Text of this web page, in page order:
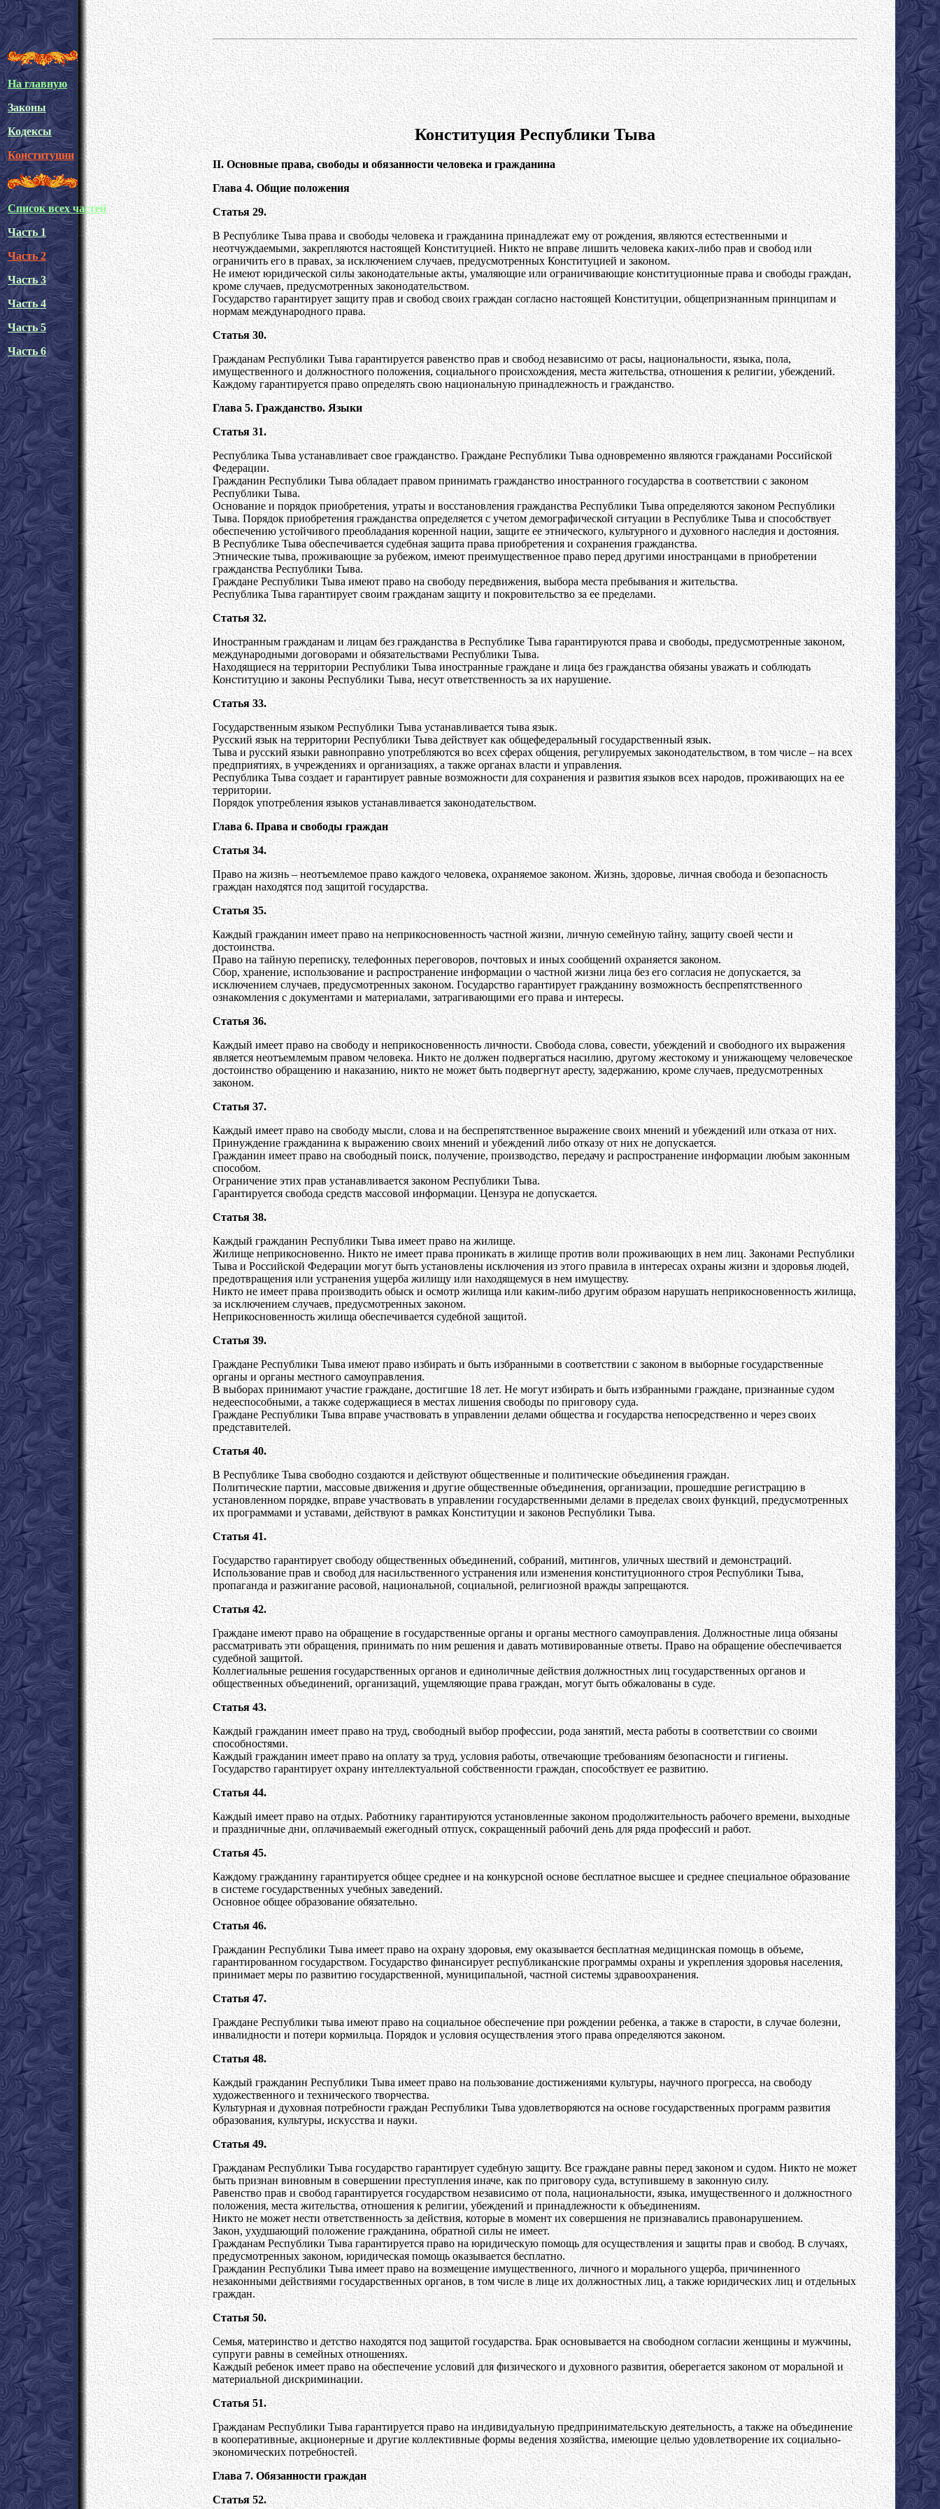
На главную
Законы
Кодексы
Конституции
Список всех частей
Часть 1
Часть 2
Часть 3
Часть 4
Часть 5
Часть 6
Конституция Республики Тыва
II. Основные права, свободы и обязанности человека и гражданина
Глава 4. Общие положения
Статья 29.
В Республике Тыва права и свободы человека и гражданина принадлежат ему от рождения, являются естественными и
неотчуждаемыми, закрепляются настоящей Конституцией. Никто не вправе лишить человека каких-либо прав и свобод или
ограничить его в правах, за исключением случаев, предусмотренных Конституцией и законом.
Не имеют юридической силы законодательные акты, умаляющие или ограничивающие конституционные права и свободы граждан,
кроме случаев, предусмотренных законодательством.
Государство гарантирует защиту прав и свобод своих граждан согласно настоящей Конституции, общепризнанным принципам и
нормам международного права.
Статья 30.
Гражданам Республики Тыва гарантируется равенство прав и свобод независимо от расы, национальности, языка, пола,
имущественного и должностного положения, социального происхождения, места жительства, отношения к религии, убеждений.
Каждому гарантируется право определять свою национальную принадлежность и гражданство.
Глава 5. Гражданство. Языки
Статья 31.
Республика Тыва устанавливает свое гражданство. Граждане Республики Тыва одновременно являются гражданами Российской
Федерации.
Гражданин Республики Тыва обладает правом принимать гражданство иностранного государства в соответствии с законом
Республики Тыва.
Основание и порядок приобретения, утраты и восстановления гражданства Республики Тыва определяются законом Республики
Тыва. Порядок приобретения гражданства определяется с учетом демографической ситуации в Республике Тыва и способствует
обеспечению устойчивого преобладания коренной нации, защите ее этнического, культурного и духовного наследия и достояния.
В Республике Тыва обеспечивается судебная защита права приобретения и сохранения гражданства.
Этнические тыва, проживающие за рубежом, имеют преимущественное право перед другими иностранцами в приобретении
гражданства Республики Тыва.
Граждане Республики Тыва имеют право на свободу передвижения, выбора места пребывания и жительства.
Республика Тыва гарантирует своим гражданам защиту и покровительство за ее пределами.
Статья 32.
Иностранным гражданам и лицам без гражданства в Республике Тыва гарантируются права и свободы, предусмотренные законом,
международными договорами и обязательствами Республики Тыва.
Находящиеся на территории Республики Тыва иностранные граждане и лица без гражданства обязаны уважать и соблюдать
Конституцию и законы Республики Тыва, несут ответственность за их нарушение.
Статья 33.
Государственным языком Республики Тыва устанавливается тыва язык.
Русский язык на территории Республики Тыва действует как общефедеральный государственный язык.
Тыва и русский языки равноправно употребляются во всех сферах общения, регулируемых законодательством, в том числе – на всех
предприятиях, в учреждениях и организациях, а также органах власти и управления.
Республика Тыва создает и гарантирует равные возможности для сохранения и развития языков всех народов, проживающих на ее
территории.
Порядок употребления языков устанавливается законодательством.
Глава 6. Права и свободы граждан
Статья 34.
Право на жизнь – неотъемлемое право каждого человека, охраняемое законом. Жизнь, здоровье, личная свобода и безопасность
граждан находятся под защитой государства.
Статья 35.
Каждый гражданин имеет право на неприкосновенность частной жизни, личную семейную тайну, защиту своей чести и
достоинства.
Право на тайную переписку, телефонных переговоров, почтовых и иных сообщений охраняется законом.
Сбор, хранение, использование и распространение информации о частной жизни лица без его согласия не допускается, за
исключением случаев, предусмотренных законом. Государство гарантирует гражданину возможность беспрепятственного
ознакомления с документами и материалами, затрагивающими его права и интересы.
Статья 36.
Каждый имеет право на свободу и неприкосновенность личности. Свобода слова, совести, убеждений и свободного их выражения
является неотъемлемым правом человека. Никто не должен подвергаться насилию, другому жестокому и унижающему человеческое
достоинство обращению и наказанию, никто не может быть подвергнут аресту, задержанию, кроме случаев, предусмотренных
законом.
Статья 37.
Каждый имеет право на свободу мысли, слова и на беспрепятственное выражение своих мнений и убеждений или отказа от них.
Принуждение гражданина к выражению своих мнений и убеждений либо отказу от них не допускается.
Гражданин имеет право на свободный поиск, получение, производство, передачу и распространение информации любым законным
способом.
Ограничение этих прав устанавливается законом Республики Тыва.
Гарантируется свобода средств массовой информации. Цензура не допускается.
Статья 38.
Каждый гражданин Республики Тыва имеет право на жилище.
Жилище неприкосновенно. Никто не имеет права проникать в жилище против воли проживающих в нем лиц. Законами Республики
Тыва и Российской Федерации могут быть установлены исключения из этого правила в интересах охраны жизни и здоровья людей,
предотвращения или устранения ущерба жилищу или находящемуся в нем имуществу.
Никто не имеет права производить обыск и осмотр жилища или каким-либо другим образом нарушать неприкосновенность жилища,
за исключением случаев, предусмотренных законом.
Неприкосновенность жилища обеспечивается судебной защитой.
Статья 39.
Граждане Республики Тыва имеют право избирать и быть избранными в соответствии с законом в выборные государственные
органы и органы местного самоуправления.
В выборах принимают участие граждане, достигшие 18 лет. Не могут избирать и быть избранными граждане, признанные судом
недееспособными, а также содержащиеся в местах лишения свободы по приговору суда.
Граждане Республики Тыва вправе участвовать в управлении делами общества и государства непосредственно и через своих
представителей.
Статья 40.
В Республике Тыва свободно создаются и действуют общественные и политические объединения граждан.
Политические партии, массовые движения и другие общественные объединения, организации, прошедшие регистрацию в
установленном порядке, вправе участвовать в управлении государственными делами в пределах своих функций, предусмотренных
их программами и уставами, действуют в рамках Конституции и законов Республики Тыва.
Статья 41.
Государство гарантирует свободу общественных объединений, собраний, митингов, уличных шествий и демонстраций.
Использование прав и свобод для насильственного устранения или изменения конституционного строя Республики Тыва,
пропаганда и разжигание расовой, национальной, социальной, религиозной вражды запрещаются.
Статья 42.
Граждане имеют право на обращение в государственные органы и органы местного самоуправления. Должностные лица обязаны
рассматривать эти обращения, принимать по ним решения и давать мотивированные ответы. Право на обращение обеспечивается
судебной защитой.
Коллегиальные решения государственных органов и единоличные действия должностных лиц государственных органов и
общественных объединений, организаций, ущемляющие права граждан, могут быть обжалованы в суде.
Статья 43.
Каждый гражданин имеет право на труд, свободный выбор профессии, рода занятий, места работы в соответствии со своими
способностями.
Каждый гражданин имеет право на оплату за труд, условия работы, отвечающие требованиям безопасности и гигиены.
Государство гарантирует охрану интеллектуальной собственности граждан, способствует ее развитию.
Статья 44.
Каждый имеет право на отдых. Работнику гарантируются установленные законом продолжительность рабочего времени, выходные
и праздничные дни, оплачиваемый ежегодный отпуск, сокращенный рабочий день для ряда профессий и работ.
Статья 45.
Каждому гражданину гарантируется общее среднее и на конкурсной основе бесплатное высшее и среднее специальное образование
в системе государственных учебных заведений.
Основное общее образование обязательно.
Статья 46.
Гражданин Республики Тыва имеет право на охрану здоровья, ему оказывается бесплатная медицинская помощь в объеме,
гарантированном государством. Государство финансирует республиканские программы охраны и укрепления здоровья населения,
принимает меры по развитию государственной, муниципальной, частной системы здравоохранения.
Статья 47.
Граждане Республики тыва имеют право на социальное обеспечение при рождении ребенка, а также в старости, в случае болезни,
инвалидности и потери кормильца. Порядок и условия осуществления этого права определяются законом.
Статья 48.
Каждый гражданин Республики Тыва имеет право на пользование достижениями культуры, научного прогресса, на свободу
художественного и технического творчества.
Культурная и духовная потребности граждан Республики Тыва удовлетворяются на основе государственных программ развития
образования, культуры, искусства и науки.
Статья 49.
Гражданам Республики Тыва государство гарантирует судебную защиту. Все граждане равны перед законом и судом. Никто не может
быть признан виновным в совершении преступления иначе, как по приговору суда, вступившему в законную силу.
Равенство прав и свобод гарантируется государством независимо от пола, национальности, языка, имущественного и должностного
положения, места жительства, отношения к религии, убеждений и принадлежности к объединениям.
Никто не может нести ответственность за действия, которые в момент их совершения не признавались правонарушением.
Закон, ухудшающий положение гражданина, обратной силы не имеет.
Гражданам Республики Тыва гарантируется право на юридическую помощь для осуществления и защиты прав и свобод. В случаях,
предусмотренных законом, юридическая помощь оказывается бесплатно.
Гражданин Республики Тыва имеет право на возмещение имущественного, личного и морального ущерба, причиненного
незаконными действиями государственных органов, в том числе в лице их должностных лиц, а также юридических лиц и отдельных
граждан.
Статья 50.
Семья, материнство и детство находятся под защитой государства. Брак основывается на свободном согласии женщины и мужчины,
супруги равны в семейных отношениях.
Каждый ребенок имеет право на обеспечение условий для физического и духовного развития, оберегается законом от моральной и
материальной дискриминации.
Статья 51.
Гражданам Республики Тыва гарантируется право на индивидуальную предпринимательскую деятельность, а также на объединение
в кооперативные, акционерные и другие коллективные формы ведения хозяйства, имеющие целью удовлетворение их социально-
экономических потребностей.
Глава 7. Обязанности граждан
Статья 52.